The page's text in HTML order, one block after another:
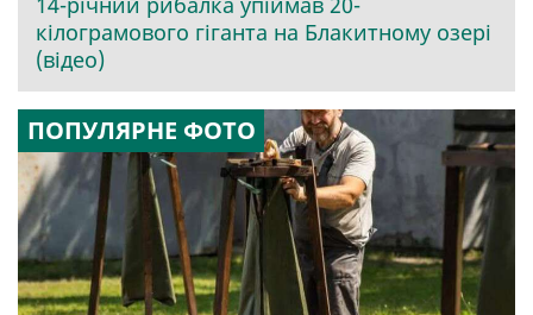
кілограмового гіганта на Блакитному озері
(відео)
ПОПУЛЯРНЕ ФОТО